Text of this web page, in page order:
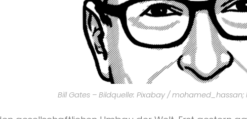
Bill Gates – Bildquelle: Pixabay / mohamed_hassan;